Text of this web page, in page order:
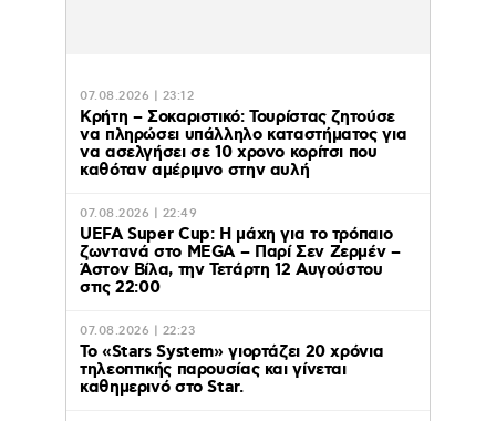
07.08.2026 | 23:12
Κρήτη – Σοκαριστικό: Τουρίστας ζητούσε
να πληρώσει υπάλληλο καταστήματος για
να ασελγήσει σε 10 χρονο κορίτσι που
καθόταν αμέριμνο στην αυλή
07.08.2026 | 22:49
UEFA Super Cup: Η μάχη για το τρόπαιο
ζωντανά στο MEGA – Παρί Σεν Ζερμέν –
Άστον Βίλα, την Τετάρτη 12 Αυγούστου
στις 22:00
07.08.2026 | 22:23
Το «Stars System» γιορτάζει 20 χρόνια
τηλεοπτικής παρουσίας και γίνεται
καθημερινό στο Star.